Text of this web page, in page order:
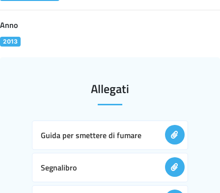
Anno
2013
Allegati
Guida per smettere di fumare
Segnalibro